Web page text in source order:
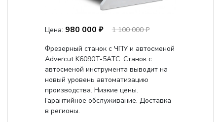
Цена: 980 000 ₽
1 100 000 ₽
Фрезерный станок с ЧПУ и автосменой
Advercut K6090T-5ATC. Станок с
автосменой инструмента выводит на
новый уровень автоматизацию
производства. Низкие цены.
Гарантийное обслуживание. Доставка
в регионы.